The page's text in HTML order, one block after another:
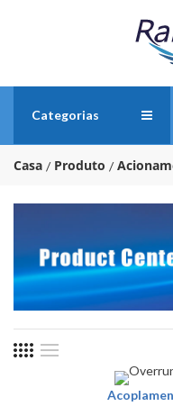
Categorias
Casa Produto